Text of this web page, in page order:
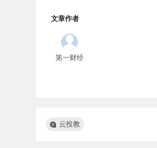
文章作者
第一财经
云投教